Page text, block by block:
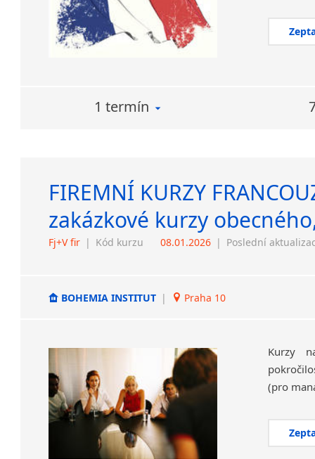
1 termín
FIREMNÍ KURZY
zakázkové kurzy
Fj+V fir | Kód kurzu 08.01.2026 | Poslední
BOHEMIA INSTITUT | Praha 10
Kurzy